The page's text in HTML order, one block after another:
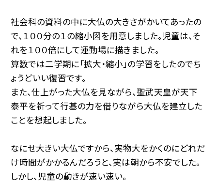
社会科の資料の中に大仏の大きさがかいてあったの
で、１００分の１の縮小図を用意しました。児童は、そ
れを１００倍にして運動場に描きました。
算数では二学期に「拡大・縮小」の学習をしたのでち
ょうどいい復習です。
また、仕上がった大仏を見ながら、聖武天皇が天下
泰平を祈って行基の力を借りながら大仏を建立した
ことを想起しました。
なにせ大きい大仏ですから、実物大をかくのにどれだ
け時間がかかるんだろうと、実は朝から不安でした。
しかし、児童の動きが速い速い。